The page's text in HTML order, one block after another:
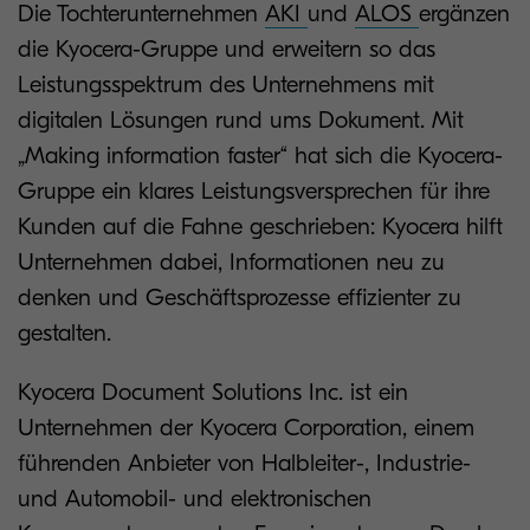
Die Tochterunternehmen AKI und ALOS ergänzen
die Kyocera-Gruppe und erweitern so das
Leistungsspektrum des Unternehmens mit
digitalen Lösungen rund ums Dokument. Mit
„Making information faster“ hat sich die Kyocera-
Gruppe ein klares Leistungsversprechen für ihre
Kunden auf die Fahne geschrieben: Kyocera hilft
Unternehmen dabei, Informationen neu zu
denken und Geschäftsprozesse effizienter zu
gestalten.
Kyocera Document Solutions Inc. ist ein
Unternehmen der Kyocera Corporation, einem
führenden Anbieter von Halbleiter-, Industrie-
und Automobil- und elektronischen